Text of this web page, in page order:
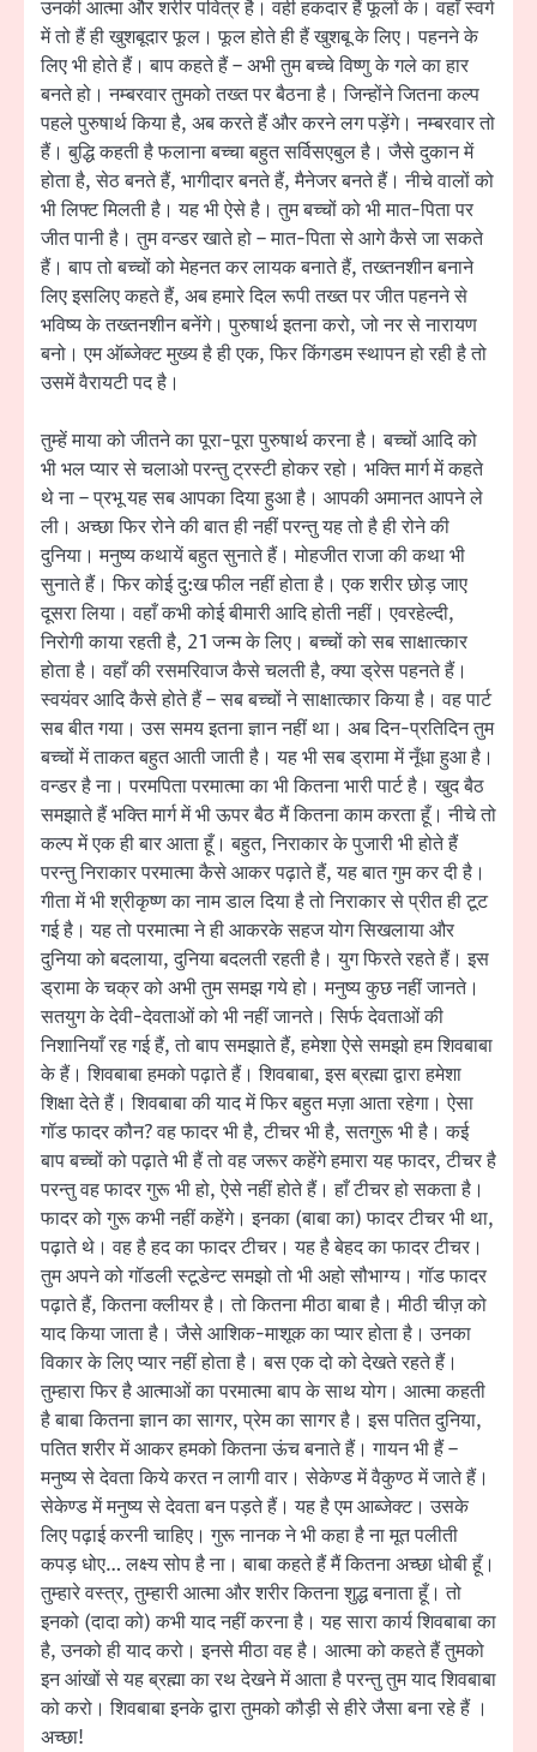
उनकी आत्मा और शरीर पवित्र है। वही हकदार हैं फूलों के। वहाँ स्वर्ग
में तो हैं ही खुशबूदार फूल। फूल होते ही हैं खुशबू के लिए। पहनने के
लिए भी होते हैं। बाप कहते हैं – अभी तुम बच्चे विष्णु के गले का हार
बनते हो। नम्बरवार तुमको तख्त पर बैठना है। जिन्होंने जितना कल्प
पहले पुरुषार्थ किया है, अब करते हैं और करने लग पड़ेंगे। नम्बरवार तो
हैं। बुद्धि कहती है फलाना बच्चा बहुत सर्विसएबुल है। जैसे दुकान में
होता है, सेठ बनते हैं, भागीदार बनते हैं, मैनेजर बनते हैं। नीचे वालों को
भी लिफ्ट मिलती है। यह भी ऐसे है। तुम बच्चों को भी मात-पिता पर
जीत पानी है। तुम वन्डर खाते हो – मात-पिता से आगे कैसे जा सकते
हैं। बाप तो बच्चों को मेहनत कर लायक बनाते हैं, तख्तनशीन बनाने
लिए इसलिए कहते हैं, अब हमारे दिल रूपी तख्त पर जीत पहनने से
भविष्य के तख्तनशीन बनेंगे। पुरुषार्थ इतना करो, जो नर से नारायण
बनो। एम ऑब्जेक्ट मुख्य है ही एक, फिर किंगडम स्थापन हो रही है तो
उसमें वैरायटी पद है।
तुम्हें माया को जीतने का पूरा-पूरा पुरुषार्थ करना है। बच्चों आदि को
भी भल प्यार से चलाओ परन्तु ट्रस्टी होकर रहो। भक्ति मार्ग में कहते
थे ना – प्रभू यह सब आपका दिया हुआ है। आपकी अमानत आपने ले
ली। अच्छा फिर रोने की बात ही नहीं परन्तु यह तो है ही रोने की
दुनिया। मनुष्य कथायें बहुत सुनाते हैं। मोहजीत राजा की कथा भी
सुनाते हैं। फिर कोई दु:ख फील नहीं होता है। एक शरीर छोड़ जाए
दूसरा लिया। वहाँ कभी कोई बीमारी आदि होती नहीं। एवरहेल्दी,
निरोगी काया रहती है, 21 जन्म के लिए। बच्चों को सब साक्षात्कार
होता है। वहाँ की रसमरिवाज कैसे चलती है, क्या ड्रेस पहनते हैं।
स्वयंवर आदि कैसे होते हैं – सब बच्चों ने साक्षात्कार किया है। वह पार्ट
सब बीत गया। उस समय इतना ज्ञान नहीं था। अब दिन-प्रतिदिन तुम
बच्चों में ताकत बहुत आती जाती है। यह भी सब ड्रामा में नूँधा हुआ है।
वन्डर है ना। परमपिता परमात्मा का भी कितना भारी पार्ट है। खुद बैठ
समझाते हैं भक्ति मार्ग में भी ऊपर बैठ मैं कितना काम करता हूँ। नीचे तो
कल्प में एक ही बार आता हूँ। बहुत, निराकार के पुजारी भी होते हैं
परन्तु निराकार परमात्मा कैसे आकर पढ़ाते हैं, यह बात गुम कर दी है।
गीता में भी श्रीकृष्ण का नाम डाल दिया है तो निराकार से प्रीत ही टूट
गई है। यह तो परमात्मा ने ही आकरके सहज योग सिखलाया और
दुनिया को बदलाया, दुनिया बदलती रहती है। युग फिरते रहते हैं। इस
ड्रामा के चक्र को अभी तुम समझ गये हो। मनुष्य कुछ नहीं जानते।
सतयुग के देवी-देवताओं को भी नहीं जानते। सिर्फ देवताओं की
निशानियाँ रह गई हैं, तो बाप समझाते हैं, हमेशा ऐसे समझो हम शिवबाबा
के हैं। शिवबाबा हमको पढ़ाते हैं। शिवबाबा, इस ब्रह्मा द्वारा हमेशा
शिक्षा देते हैं। शिवबाबा की याद में फिर बहुत मज़ा आता रहेगा। ऐसा
गॉड फादर कौन? वह फादर भी है, टीचर भी है, सतगुरू भी है। कई
बाप बच्चों को पढ़ाते भी हैं तो वह जरूर कहेंगे हमारा यह फादर, टीचर है
परन्तु वह फादर गुरू भी हो, ऐसे नहीं होते हैं। हाँ टीचर हो सकता है।
फादर को गुरू कभी नहीं कहेंगे। इनका (बाबा का) फादर टीचर भी था,
पढ़ाते थे। वह है हद का फादर टीचर। यह है बेहद का फादर टीचर।
तुम अपने को गॉडली स्टूडेन्ट समझो तो भी अहो सौभाग्य। गॉड फादर
पढ़ाते हैं, कितना क्लीयर है। तो कितना मीठा बाबा है। मीठी चीज़ को
याद किया जाता है। जैसे आशिक-माशूक का प्यार होता है। उनका
विकार के लिए प्यार नहीं होता है। बस एक दो को देखते रहते हैं।
तुम्हारा फिर है आत्माओं का परमात्मा बाप के साथ योग। आत्मा कहती
है बाबा कितना ज्ञान का सागर, प्रेम का सागर है। इस पतित दुनिया,
पतित शरीर में आकर हमको कितना ऊंच बनाते हैं। गायन भी हैं –
मनुष्य से देवता किये करत न लागी वार। सेकेण्ड में वैकुण्ठ में जाते हैं।
सेकेण्ड में मनुष्य से देवता बन पड़ते हैं। यह है एम आब्जेक्ट। उसके
लिए पढ़ाई करनी चाहिए। गुरू नानक ने भी कहा है ना मूत पलीती
कपड़ धोए… लक्ष्य सोप है ना। बाबा कहते हैं मैं कितना अच्छा धोबी हूँ।
तुम्हारे वस्त्र, तुम्हारी आत्मा और शरीर कितना शुद्ध बनाता हूँ। तो
इनको (दादा को) कभी याद नहीं करना है। यह सारा कार्य शिवबाबा का
है, उनको ही याद करो। इनसे मीठा वह है। आत्मा को कहते हैं तुमको
इन आंखों से यह ब्रह्मा का रथ देखने में आता है परन्तु तुम याद शिवबाबा
को करो। शिवबाबा इनके द्वारा तुमको कौड़ी से हीरे जैसा बना रहे हैं ।
अच्छा!